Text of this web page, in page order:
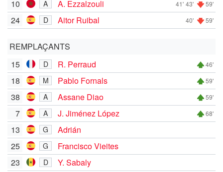
10
A A. Ezzalzouli 41' 43' 59'
24 D Aitor Ruibal 40' 59'
REMPLAÇANTS
15
D R. Perraud 46'
18 M Pablo Fornals 59'
38 A Assane Diao 59'
7 A J. Jiménez López 68'
13 G
Adrián
25
G
Francisco Vieites
23
D
Y. Sabaly